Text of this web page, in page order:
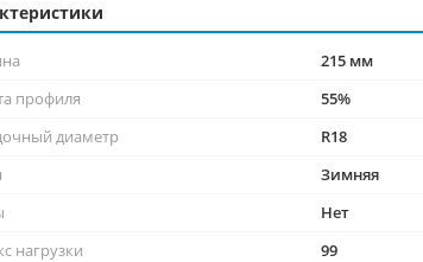
215 мм
профиля
55%
диаметр
R18
Зимняя
Нет
нагрузки
99